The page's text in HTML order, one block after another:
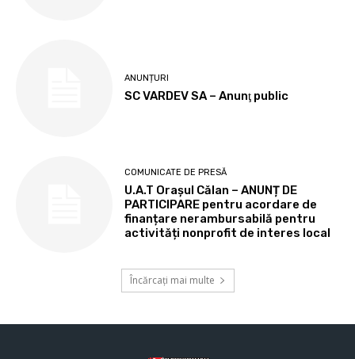
ANUNȚURI
SC VARDEV SA – Anunţ public
COMUNICATE DE PRESĂ
U.A.T Orașul Călan – ANUNȚ DE
PARTICIPARE pentru acordare de
finanțare nerambursabilă pentru
activități nonprofit de interes local
Încărcați mai multe